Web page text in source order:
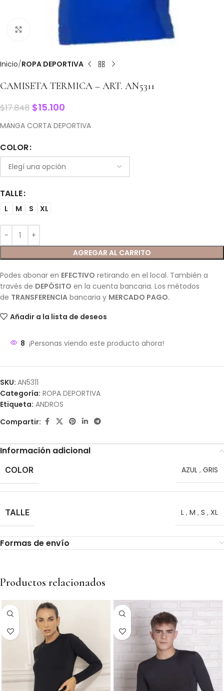
Clic para ampliar
Inicio ROPA DEPORTIVA
CAMISETA TERMICA – ART. AN5311
$17.848 $15.100
MANGA CORTA DEPORTIVA
COLOR
TALLE
L M S XL
AGREGAR AL CARRITO
Podes abonar en EFECTIVO retirando en el local. También a
través de DEPÓSITO en la cuenta bancaria. Los métodos
de TRANSFERENCIA bancaria y MERCADO PAGO.
Añadir a la lista de deseos
8 ¡Personas viendo este producto ahora!
SKU: AN5311
Categoría: ROPA DEPORTIVA
Etiqueta: ANDROS
Compartir:
Información adicional
COLOR AZUL , GRIS
TALLE L , M , S , XL
Formas de envío
Productos relacionados